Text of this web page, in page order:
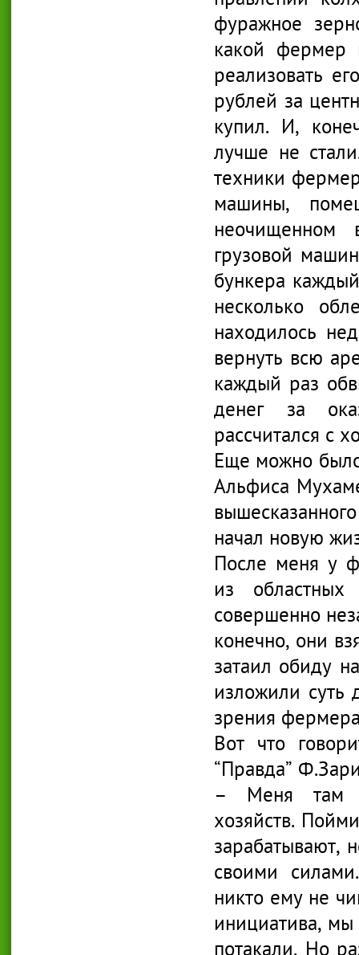
фуражное
какой фермер
реализовать
рублей за
купил. И,
лучше не
техники
машины,
неочищенном
грузовой
бункера
несколько
находилось
вернуть всю
каждый раз
денег за
рассчитался с
Еще можно
Альфиса
начал новую
После меня у
из областных
совершенно
конечно, они
затаил обиду
изложили суть
зрения
Вот что
“Правда”
– Меня там
хозяйств.
зарабатывают,
своими
никто ему не
инициатива,